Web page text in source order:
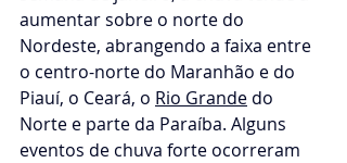
aumentar sobre o norte do
Nordeste, abrangendo a faixa entre
o centro-norte do Maranhão e do
Piauí, o Ceará, o Rio Grande do
Norte e parte da Paraíba. Alguns
eventos de chuva forte ocorreram